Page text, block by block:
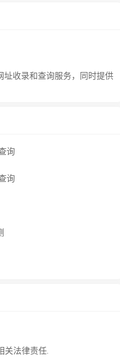
址收录和查询服务，同时提供
询
询
关法律责任.